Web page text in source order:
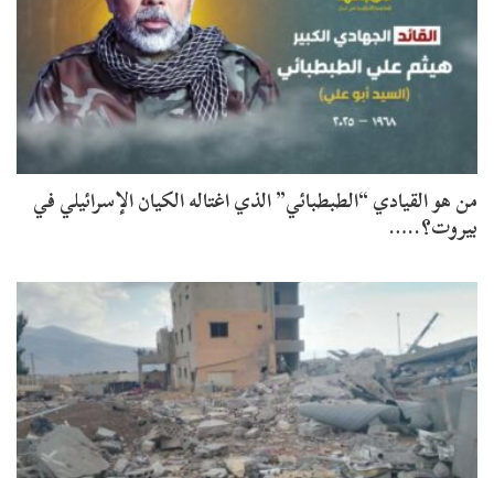
من هو القيادي “الطبطبائي” الذي اغتاله الكيان الإسرائيلي في
بيروت؟..…